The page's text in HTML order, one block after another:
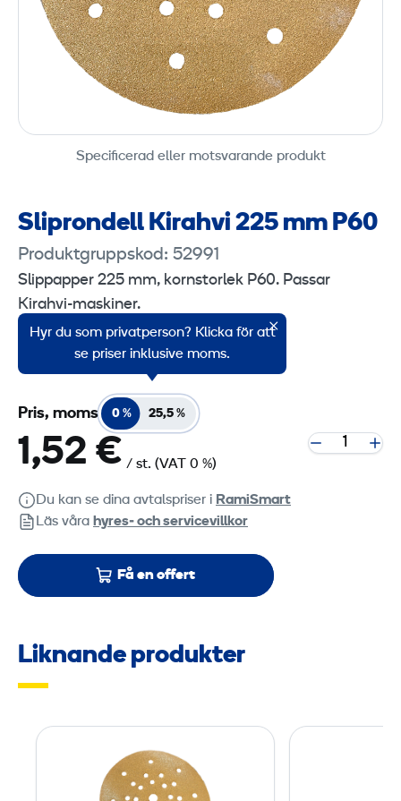
Specificerad eller motsvarande produkt
Sliprondell Kirahvi 225 mm P60
Produktgruppskod: 52991
Slippapper 225 mm, kornstorlek P60. Passar
Kirahvi-maskiner.
Försäljningsenhet: 1 styck.
Hyr du som privatperson? Klicka för att
se priser inklusive moms.
Pris, moms 0 % 25,5 %
1,52 € / st. (VAT 0 %)
Du kan se dina avtalspriser i RamiSmart
Läs våra hyres‑ och servicevillkor
Få en offert
Liknande produkter
l
i